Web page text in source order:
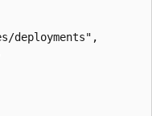
deployments",